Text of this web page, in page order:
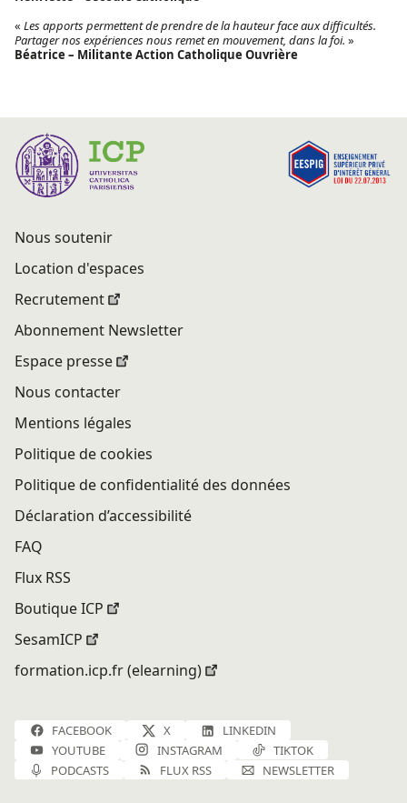
« Les apports permettent de prendre de la hauteur face aux difficultés.
Partager nos expériences nous remet en mouvement, dans la foi. »
Béatrice – Militante Action Catholique Ouvrière
Nous soutenir
Location d'espaces
Recrutement
Abonnement Newsletter
Espace presse
Nous contacter
Mentions légales
Politique de cookies
Politique de confidentialité des données
Déclaration d’accessibilité
FAQ
Flux RSS
Boutique ICP
SesamICP
formation.icp.fr (elearning)
FACEBOOK X
LINKEDIN
YOUTUBE
INSTAGRAM
TIKTOK
PODCASTS
FLUX RSS NEWSLETTER